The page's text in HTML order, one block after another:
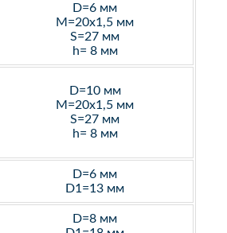
D=6 мм
M=20х1,5 мм
S=27 мм
h= 8 мм
D=10 мм
M=20х1,5 мм
S=27 мм
h= 8 мм
D=6 мм
D1=13 мм
D=8 мм